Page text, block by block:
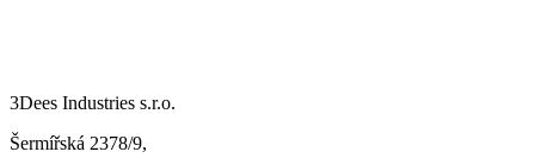
3Dees Industries s.r.o.
Šermířská 2378/9,